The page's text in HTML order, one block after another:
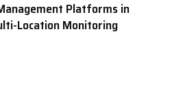
Platforms in
Location Monitoring